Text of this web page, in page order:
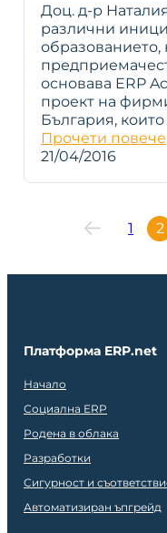
Доц. д-р
различни
образованието,
основава ERP
проект на
България,
Прочети повече
21/04/2016
1 2
Платформа ERP.net
Начало
Социална ERP
Родена в облака
Разработки
Сигурност и
Автоматизиран ъпгрейд